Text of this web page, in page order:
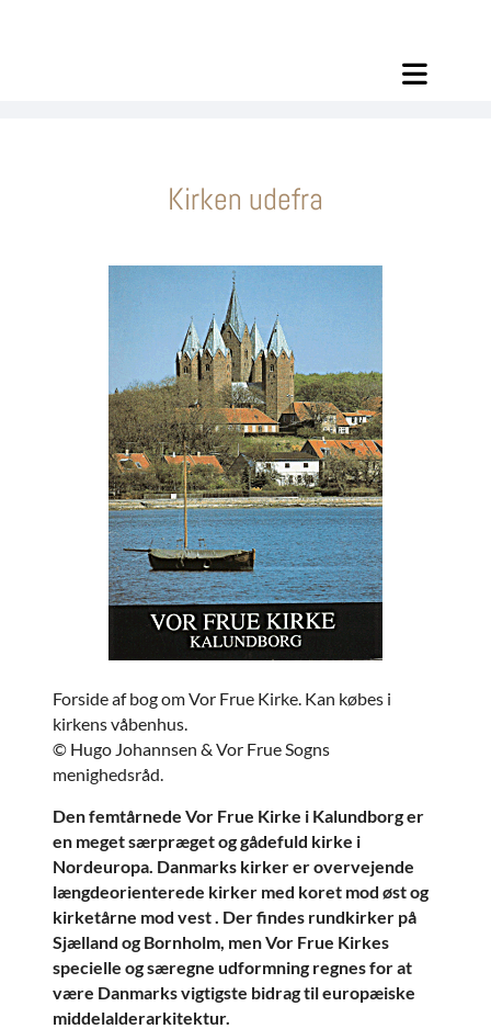
Kirken udefra
Forside af bog om Vor Frue Kirke. Kan købes i
kirkens våbenhus.
© Hugo Johannsen & Vor Frue Sogns
menighedsråd.
Den femtårnede Vor Frue Kirke i Kalundborg er
en meget særpræget og gådefuld kirke i
Nordeuropa. Danmarks kirker er overvejende
længdeorienterede kirker med koret mod øst og
kirketårne mod vest . Der findes rundkirker på
Sjælland og Bornholm, men Vor Frue Kirkes
specielle og særegne udformning regnes for at
være Danmarks vigtigste bidrag til europæiske
middelalderarkitektur.